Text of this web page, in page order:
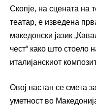
Скопје, на сцената на
театар, е изведена
македонски јазик
чест“ како што стоело
италијанскиот
Овој настан се смета
уметност во